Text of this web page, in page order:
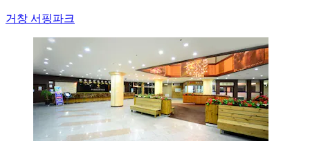
거창 서핑파크